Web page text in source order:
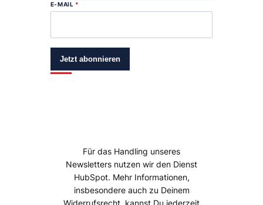
E-MAIL *
Jetzt abonnieren
Für das Handling unseres
Newsletters nutzen wir den Dienst
HubSpot. Mehr Informationen,
insbesondere auch zu Deinem
Widerrufsrecht, kannst Du jederzeit